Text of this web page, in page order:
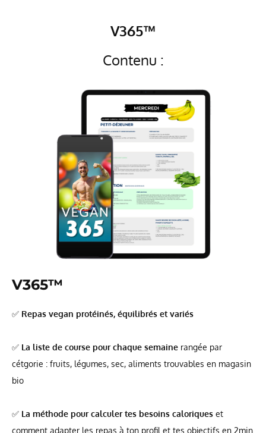
V365™
Contenu :
V365™
✅ Repas vegan protéinés, équilibrés et variés
✅ La liste de course pour chaque semaine rangée par
cétgorie : fruits, légumes, sec, aliments trouvables en magasin
bio
✅ La méthode pour calculer tes besoins caloriques et
comment adapter les repas à ton profil et tes objectifs en 2min